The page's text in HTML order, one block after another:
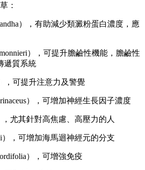
：
），有助減少類澱粉蛋白濃度，應
），可提升膽鹼性機能，膽鹼性
遞質系統
，可提升注意力及警覺
），可增加神經生長因子濃度
尤其針對高焦慮、高壓力的人
），可增加海馬迴神經元的分支
），可增強免疫